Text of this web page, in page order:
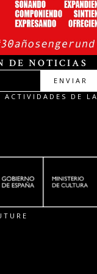
DE NOTICIAS
ENVIAR
ACTIVIDADES DE LA